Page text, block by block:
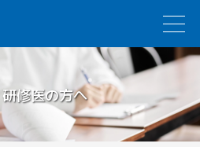
札幌医科大学医学部 麻酔科学講座 │メ
ニ
ュ
ー
修医の方へ